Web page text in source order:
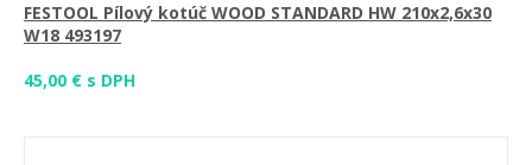
FESTOOL Pílový kotúč WOOD STANDARD HW 210x2,6x30
W18 493197
45,00 € s DPH